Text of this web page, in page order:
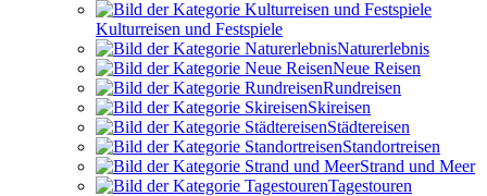
Kultur­reisen und Festspiele
Naturerlebnis
Neue Reisen
Rund­reisen
Ski­reisen
Städte­reisen
Standort­reisen
Strand und Meer
Tagestouren